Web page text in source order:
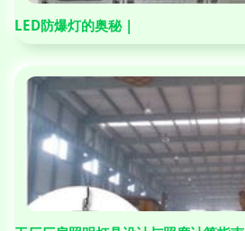
LED防爆灯的奥秘 |